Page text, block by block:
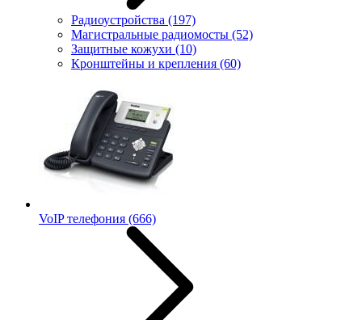
Радиоустройства (197)
Магистральные радиомосты (52)
Защитные кожухи (10)
Кронштейны и крепления (60)
VoIP телефония (666)